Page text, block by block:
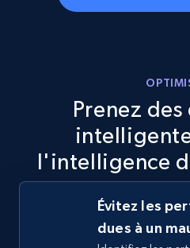
Walmart - products -
using sku numbers
Specifications, Image urls,
more.
877+
Prenez
l'intelligence
Évitez les
dues à un